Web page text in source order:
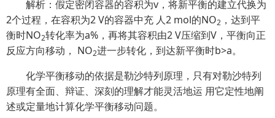
解析：假定密闭容器的容积为v，将新平衡的建立代换为
2个过程，在容积为2 V的容器中充 人2 mol的NO2 ，达到平
衡时NO2转化率为a%，再将其容积由2 V压缩到V，平衡向正
反应方向移动， NO2进一步转化，到达新平衡时b>a。
化学平衡移动的依据是勒沙特列原理，只有对勒沙特列
原理有全面、辩证、深刻的理解才能灵活地运 用它定性地阐
述或定量地计算化学平衡移动问题。